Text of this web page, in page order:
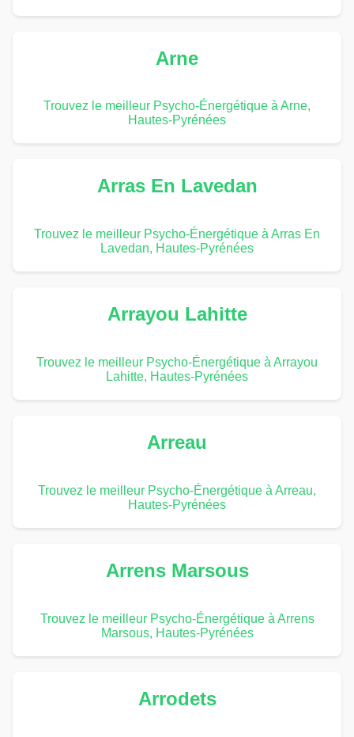
Arne
Trouvez le meilleur Psycho-Énergétique à Arne,
Hautes-Pyrénées
Arras En Lavedan
Trouvez le meilleur Psycho-Énergétique à Arras En
Lavedan, Hautes-Pyrénées
Arrayou Lahitte
Trouvez le meilleur Psycho-Énergétique à Arrayou
Lahitte, Hautes-Pyrénées
Arreau
Trouvez le meilleur Psycho-Énergétique à Arreau,
Hautes-Pyrénées
Arrens Marsous
Trouvez le meilleur Psycho-Énergétique à Arrens
Marsous, Hautes-Pyrénées
Arrodets